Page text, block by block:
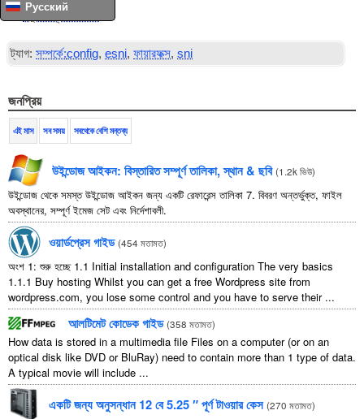
Русский
পড়ুন সম্পূর্ণ আর্টিকেল
ট্যাগ: সম্পর্কে:config,esni,ফায়ারফক্স,sni
জনপ্রিয়
এই মাস সব সময় সবথেকে বেশি মন্তব্য
উইন্ডোজ আইকন: বিস্তারিত সম্পূর্ণ তালিকা, স্থান & ছবি (1.2k ভিউ)
উইন্ডোজ থেকে সমস্ত উইন্ডোজ আইকন জন্য একটি রেফারেন্স তালিকা 7. বিবরণ অন্তর্ভুক্ত, ফাইল
অবস্থানের, সম্পূর্ণ ইমেজ সেট এবং নির্দেশাবলী.
ওয়ার্ডপ্রেস গাইড (454 মতামত)
অংশ 1: শুরু হচ্ছে 1.1 Initial installation and configuration The very basics
1.1.1 Buy hosting Whilst you can get a free Wordpress site from
wordpress.com, you lose some control and you have to serve their...
আলটিমেট কোডেক গাইড (358 মতামত)
How data is stored in a multimedia file Files on a computer(or on an
optical disk like DVD or BluRay) need to contain more than 1 type of data.
A typical movie will include ...
একটি জন্য অনুসন্ধান 12 বে 5.25 ″ পূর্ণ টাওয়ার কেস (270 মতামত)